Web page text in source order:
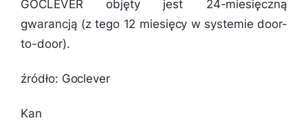
GOCLEVER objęty jest 24-miesięczną
gwarancją (z tego 12 miesięcy w systemie door-
to-door).
źródło: Goclever
Kan